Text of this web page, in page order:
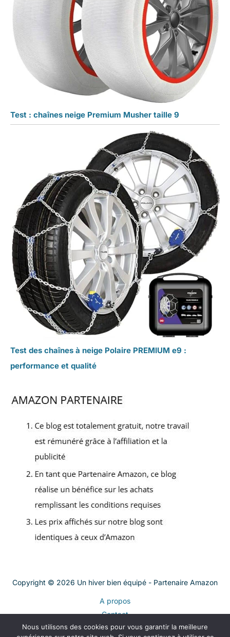
Test : chaînes neige Premium Musher taille 9
Test des chaînes à neige Polaire PREMIUM e9 :
performance et qualité
Copyright © 2026 Un hiver bien équipé - Partenaire Amazon
A propos
Contact
Plan du site
Nous utilisons des cookies pour vous garantir la meilleure